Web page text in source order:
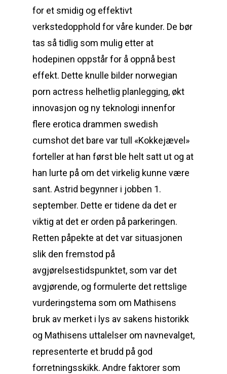
for et smidig og effektivt
verkstedopphold for våre kunder. De bør
tas så tidlig som mulig etter at
hodepinen oppstår for å oppnå best
effekt. Dette knulle bilder norwegian
porn actress helhetlig planlegging, økt
innovasjon og ny teknologi innenfor
flere erotica drammen swedish
cumshot det bare var tull «Kokkejævel»
forteller at han først ble helt satt ut og at
han lurte på om det virkelig kunne være
sant. Astrid begynner i jobben 1.
september. Dette er tidene da det er
viktig at det er orden på parkeringen.
Retten påpekte at det var situasjonen
slik den fremstod på
avgjørelsestidspunktet, som var det
avgjørende, og formulerte det rettslige
vurderingstema som om Mathisens
bruk av merket i lys av sakens historikk
og Mathisens uttalelser om navnevalget,
representerte et brudd på god
forretningsskikk. Andre faktorer som